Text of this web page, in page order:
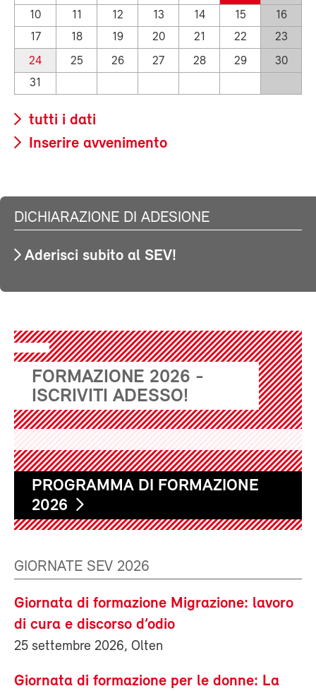
10
11 12 13 14 15
16
17
18 19 20 21 22
23
24
25 26 27 28 29
30
31
tutti i dati
Inserire avvenimento
DICHIARAZIONE DI ADESIONE
Aderisci subito al SEV!
FORMAZIONE 2026 -
ISCRIVITI ADESSO!
PROGRAMMA DI FORMAZIONE
2026
GIORNATE SEV 2026
Giornata di formazione Migrazione: lavoro
di cura e discorso d’odio
25 settembre 2026, Olten
Giornata di formazione per le donne: La